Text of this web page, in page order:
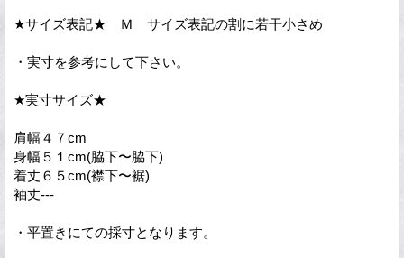
★サイズ表記★ Ｍ サイズ表記の割に若干小さめ
・実寸を参考にして下さい。
★実寸サイズ★
肩幅４７cm
身幅５１cm(脇下〜脇下)
着丈６５cm(襟下〜裾)
袖丈---
・平置きにての採寸となります。